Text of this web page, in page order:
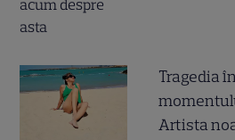
Tragedia
Artista